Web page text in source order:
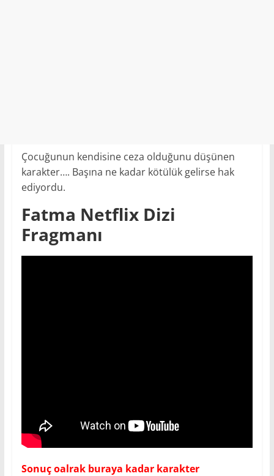
Çocuğunun kendisine ceza olduğunu düşünen
karakter…. Başına ne kadar kötülük gelirse hak
ediyordu.
Fatma Netflix Dizi
Fragmanı
Sonuç oalrak buraya kadar karakter